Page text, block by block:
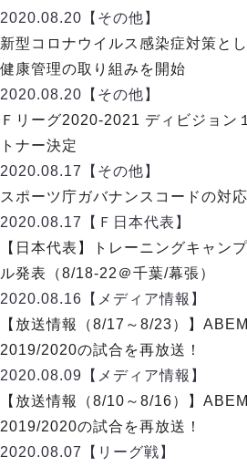
クラブ
チケット
メディア情報
フットサル日本代表
その他
順位表
戦績表
警告・退場・出場停止選手
個人ランキング｜ゴール
個人ランキング｜シュート
個人ランキング｜シュート成功率
個人ランキング｜第2PK
メットライフ生命Ｆ２リーグ
試合日程
順位表
戦績表
警告・退場・出場停止選手
個人ランキング｜ゴール
個人ランキング｜シュート
個人ランキング｜シュート成功率
個人ランキング｜第2PK
メットライフ生命Ｆ１リーグ
エスポラーダ北海道
バルドラール浦安
フウガドールすみだ
しながわシティ
立川アスレティックFC
ペスカドーラ町田
湘南ベルマーレ
ボアルース長野
名古屋オーシャンズ
シュライカー大阪
ボルクバレット北九州
バサジィ大分
メットライフ生命Ｆ２リーグ
ヴォスクオーレ仙台
マルバ水戸FC
チケットを買う
アリーナ情報
リーグ概要 ABOUT US
リーグ概要
日本フットサルリーグについて
大会概要
リーグ要項
クラブライセンス関連
アリーナ観戦マナー&ルール
過去の記録 ARCHIVE
過去の試合記録
ディビジョン1 試合記録
ディビジョン2 試合記録
Ｆリーグカップ 試合記録
リーグ統計データ
プロジェクト PROJECT
ABeam AWARD
DIVISION 01
2020.08.20 【その他】
新型コロナウイルス感染症対策と
健康管理の取り組みを開始
2020.08.20 【その他】
Ｆリーグ2020-2021 ディビジョン
トナー決定
2020.08.17
【その他】
スポーツ庁ガバナンスコードの対
2020.08.17
【Ｆ日本代表】
【日本代表】トレーニングキャン
ル発表（8/18-22＠千葉/幕張）
2020.08.16 【メディア情報】
【放送情報（8/17～8/23）】
2019/2020の試合を再放送！
2020.08.09 【メディア情報】
【放送情報（8/10～8/16）】
2019/2020の試合を再放送！
2020.08.07
【リーグ戦】